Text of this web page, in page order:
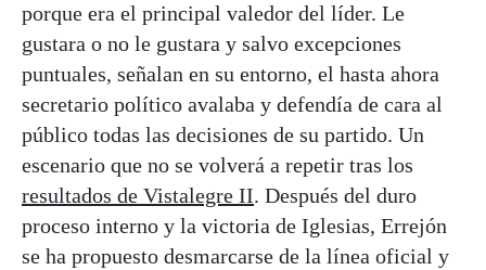
porque era el principal valedor del líder. Le
gustara o no le gustara y salvo excepciones
puntuales, señalan en su entorno, el hasta ahora
secretario político avalaba y defendía de cara al
público todas las decisiones de su partido. Un
escenario que no se volverá a repetir tras los
resultados de Vistalegre II. Después del duro
proceso interno y la victoria de Iglesias, Errejón
se ha propuesto desmarcarse de la línea oficial y